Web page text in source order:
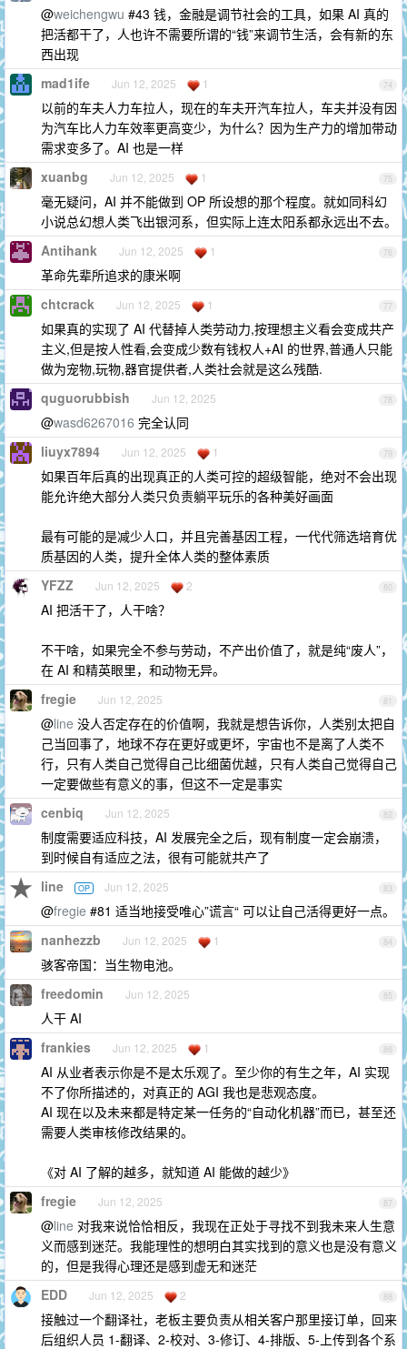
@weichengwu #43 钱，金融是调节社会的工具，如果 AI 真的
把活都干了，人也许不需要所谓的“钱”来调节生活，会有新的东
西出现
74
mad1ife Jun 12, 2025 1
以前的车夫人力车拉人，现在的车夫开汽车拉人，车夫并没有因
为汽车比人力车效率更高变少，为什么？因为生产力的增加带动
需求变多了。AI 也是一样
75
xuanbg Jun 12, 2025 1
毫无疑问，AI 并不能做到 OP 所设想的那个程度。就如同科幻
小说总幻想人类飞出银河系，但实际上连太阳系都永远出不去。
76
Antihank Jun 12, 2025 1
革命先辈所追求的康米啊
77
chtcrack Jun 12, 2025 1
如果真的实现了 AI 代替掉人类劳动力,按理想主义看会变成共产
主义,但是按人性看,会变成少数有钱权人+AI 的世界,普通人只能
做为宠物,玩物,器官提供者,人类社会就是这么残酷.
78
quguorubbish Jun 12, 2025
@wasd6267016 完全认同
79
liuyx7894 Jun 12, 2025 1
如果百年后真的出现真正的人类可控的超级智能，绝对不会出现
能允许绝大部分人类只负责躺平玩乐的各种美好画面
最有可能的是减少人口，并且完善基因工程，一代代筛选培育优
质基因的人类，提升全体人类的整体素质
80
YFZZ Jun 12, 2025 2
AI 把活干了，人干啥？
不干啥，如果完全不参与劳动，不产出价值了，就是纯“废人”，
在 AI 和精英眼里，和动物无异。
81
fregie Jun 12, 2025
@line 没人否定存在的价值啊，我就是想告诉你，人类别太把自
己当回事了，地球不存在更好或更坏，宇宙也不是离了人类不
行，只有人类自己觉得自己比细菌优越，只有人类自己觉得自己
一定要做些有意义的事，但这不一定是事实
82
cenbiq Jun 12, 2025
制度需要适应科技，AI 发展完全之后，现有制度一定会崩溃，
到时候自有适应之法，很有可能就共产了
83
line OP Jun 12, 2025
@fregie #81 适当地接受唯心”谎言“ 可以让自己活得更好一点。
84
nanhezzb Jun 12, 2025 1
骇客帝国：当生物电池。
85
freedomin Jun 12, 2025
人干 AI
86
frankies Jun 12, 2025 1
AI 从业者表示你是不是太乐观了。至少你的有生之年，AI 实现
不了你所描述的，对真正的 AGI 我也是悲观态度。
AI 现在以及未来都是特定某一任务的“自动化机器”而已，甚至还
需要人类审核修改结果的。
《对 AI 了解的越多，就知道 AI 能做的越少》
87
fregie Jun 12, 2025
@line 对我来说恰恰相反，我现在正处于寻找不到我未来人生意
义而感到迷茫。我能理性的想明白其实找到的意义也是没有意义
的，但是我得心理还是感到虚无和迷茫
88
EDD Jun 12, 2025 2
接触过一个翻译社，老板主要负责从相关客户那里接订单，回来
后组织人员 1-翻译、2-校对、3-修订、4-排版、5-上传到各个系